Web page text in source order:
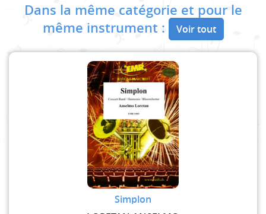
Dans la même catégorie et pour le
même instrument :
Voir tout
Simplon